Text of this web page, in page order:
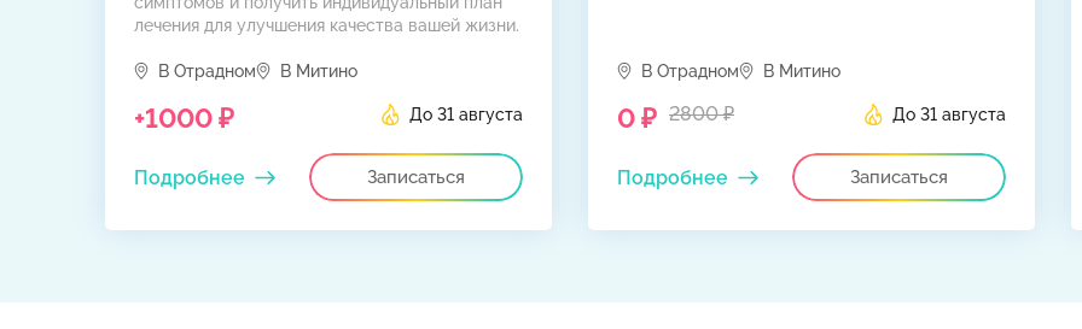
лечения для улучшения качества вашей жизни.
В Отрадном В Митино
До 31 августа
+1000 ₽
Записаться
Подробнее
В Отрадном В Митино
До 31 августа
0 ₽ 2800 ₽
Записаться
Подробнее